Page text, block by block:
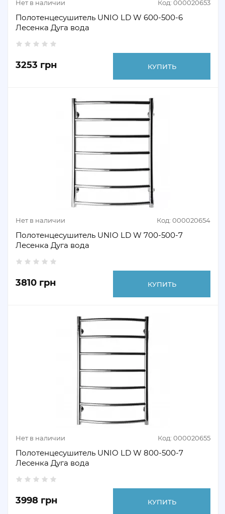
Нет в наличии Код: 000020653
Полотенцесушитель UNIO LD W 600-500-6
Лесенка Дуга вода
3253 грн КУПИТЬ
Нет в наличии Код: 000020654
Полотенцесушитель UNIO LD W 700-500-7
Лесенка Дуга вода
3810 грн КУПИТЬ
Нет в наличии Код: 000020655
Полотенцесушитель UNIO LD W 800-500-7
Лесенка Дуга вода
3998 грн КУПИТЬ